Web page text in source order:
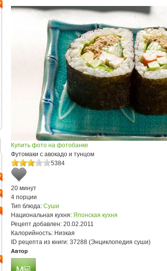
Купить фото на фотобанке
Футомаки с авокадо и тунцом
5384
20 минут
4 порции
Тип блюда: Суши
Национальная кухня: Японская кухня
Рецепт добавлен: 20.02.2011
Калорийность: Низкая
ID рецепта из книги: 37288 (Энциклопедия суши)
Автор